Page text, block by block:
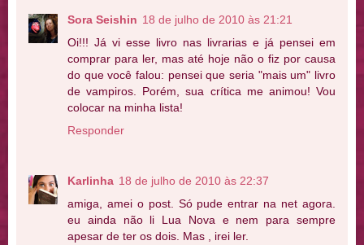
Sora Seishin 18 de julho de 2010 às 21:21
Oi!!! Já vi esse livro nas livrarias e já pensei em
comprar para ler, mas até hoje não o fiz por causa
do que você falou: pensei que seria "mais um" livro
de vampiros. Porém, sua crítica me animou! Vou
colocar na minha lista!
Responder
Karlinha 18 de julho de 2010 às 22:37
amiga, amei o post. Só pude entrar na net agora.
eu ainda não li Lua Nova e nem para sempre
apesar de ter os dois. Mas , irei ler.